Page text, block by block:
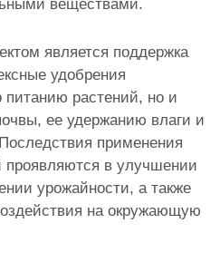
веществами.
является поддержка
удобрения
питанию растений, но и
ее удержанию влаги и
применения
проявляются в улучшении
урожайности, а также
на окружающую